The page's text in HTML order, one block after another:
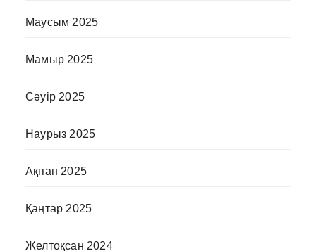
Маусым 2025
Мамыр 2025
Сәуір 2025
Наурыз 2025
Ақпан 2025
Қаңтар 2025
Желтоқсан 2024